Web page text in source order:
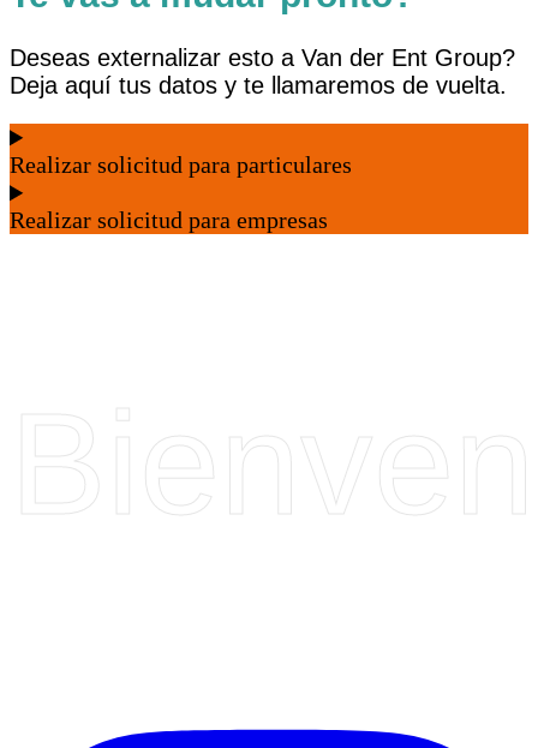
Deseas externalizar esto a Van der Ent Group?
Deja aquí tus datos y te llamaremos de vuelta.
Realizar solicitud para particulares
Realizar solicitud para empresas